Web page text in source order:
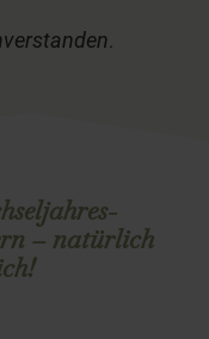
– natürlich